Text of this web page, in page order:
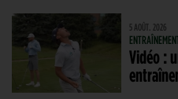
5 AOÛT. 2026
Vidéo :